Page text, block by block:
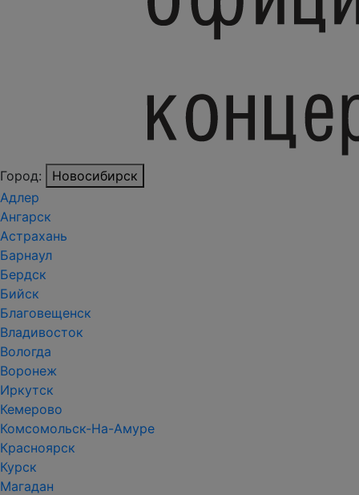
Город:
Новосибирск
Адлер
Ангарск
Астрахань
Барнаул
Бердск
Бийск
Благовещенск
Владивосток
Вологда
Воронеж
Иркутск
Кемерово
Комсомольск-На-Амуре
Красноярск
Курск
Магадан